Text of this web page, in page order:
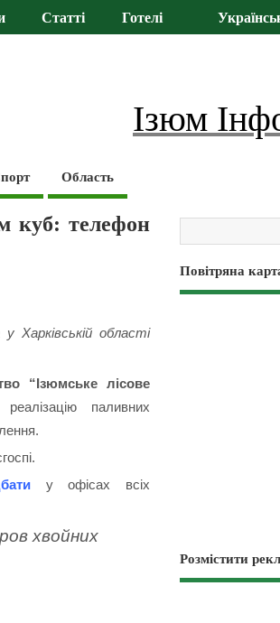
Статті Готелі
Ізюм
Область
куб: телефон
Харківській області
“Ізюмське лісове
паливних
у офісах всіх
хвойних
Повітряна
Розмістити